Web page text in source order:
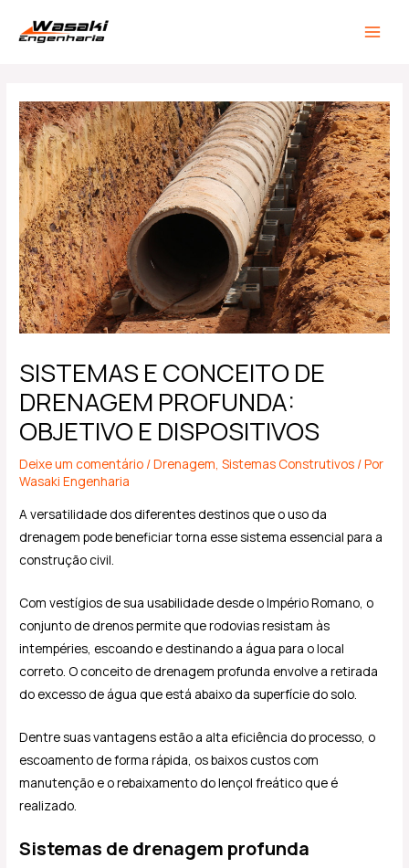
para
SISTEMAS E CONCEITO DE
DRENAGEM PROFUNDA:
OBJETIVO E DISPOSITIVOS
Deixe um comentário /Drenagem,Sistemas Construtivos / Por
Wasaki Engenharia
A versatilidade dos diferentes destinos que o uso da
drenagem pode beneficiar torna esse sistema essencial para a
construção civil.
Com vestígios de sua usabilidade desde o Império Romano, o
conjunto de drenos permite que rodovias resistam às
intempéries, escoando e destinando a água para o local
correto. O conceito de drenagem profunda envolve a retirada
do excesso de água que está abaixo da superfície do solo.
Dentre suas vantagens estão a alta eficiência do processo, o
escoamento de forma rápida, os baixos custos com
manutenção e o rebaixamento do lençol freático que é
realizado.
Sistemas de drenagem profunda
navigation